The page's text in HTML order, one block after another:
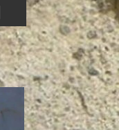
durante paro
durante paro